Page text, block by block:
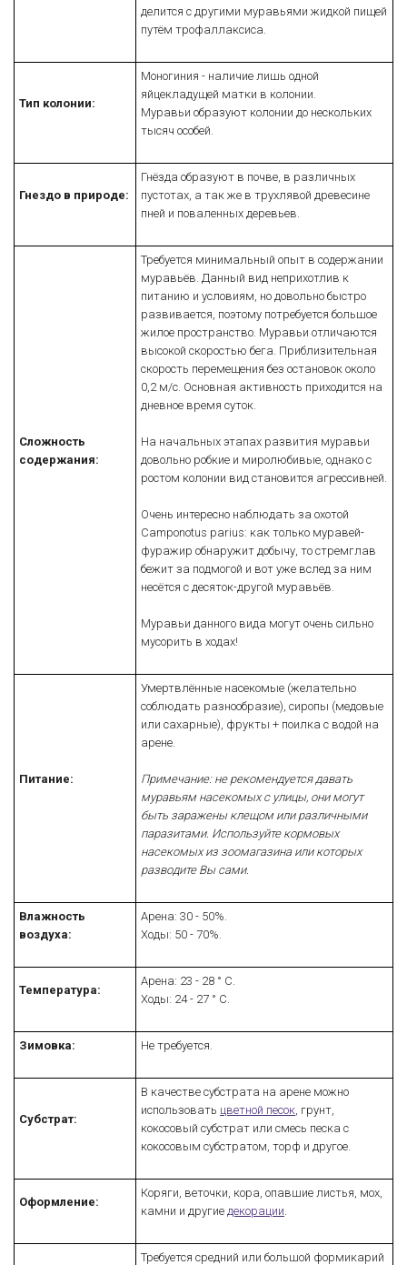
делится с другими муравьями жидкой пищей
путём трофаллаксиса.
Тип колонии:
Моногиния - наличие лишь одной
яйцекладущей матки в колонии.
Муравьи образуют колонии до нескольких
тысяч особей.
Гнездо в природе:
Гнёзда образуют в почве, в различных
пустотах, а так же в трухлявой древесине
пней и поваленных деревьев.
Сложность
содержания:
Требуется минимальный опыт в содержании
муравьёв. Данный вид неприхотлив к
питанию и условиям, но довольно быстро
развивается, поэтому потребуется большое
жилое пространство. Муравьи отличаются
высокой скоростью бега. Приблизительная
скорость перемещения без остановок около
0,2 м/с. Основная активность приходится на
дневное время суток.
На начальных этапах развития муравьи
довольно робкие и миролюбивые, однако с
ростом колонии вид становится агрессивней.
Очень интересно наблюдать за охотой
Camponotus parius: как только муравей-
фуражир обнаружит добычу, то стремглав
бежит за подмогой и вот уже вслед за ним
несётся с десяток-другой муравьёв.
Муравьи данного вида могут очень сильно
мусорить в ходах!
Питание:
Умертвлённые насекомые (желательно
соблюдать разнообразие), сиропы (медовые
или сахарные), фрукты + поилка с водой на
арене.
Примечание: не рекомендуется давать
муравьям насекомых с улицы, они могут
быть заражены клещом или различными
паразитами. Используйте кормовых
насекомых из зоомагазина или которых
разводите Вы сами.
Влажность
воздуха:
Арена: 30 - 50%.
Ходы: 50 - 70%.
Температура:
Арена: 23 - 28 ° C.
Ходы: 24 - 27 ° C.
Зимовка: Не требуется.
Субстрат:
В качестве субстрата на арене можно
использовать цветной песок, грунт,
кокосовый субстрат или смесь песка с
кокосовым субстратом, торф и другое.
Оформление:
Коряги, веточки, кора, опавшие листья, мох,
камни и другие декорации.
Требуется средний или большой формикарий